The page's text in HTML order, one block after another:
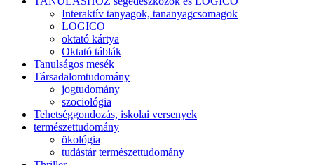
Interaktív tanyagok, tananyagcsomagok
LOGICO
oktató kártya
Oktató táblák
Tanulságos mesék
Társadalomtudomány
jogtudomány
szociológia
Tehetséggondozás, iskolai versenyek
természettudomány
ökológia
tudástár természettudomány